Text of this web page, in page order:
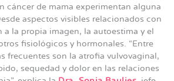
cáncer de mama experimentan alguna
aspectos visibles relacionados con
a la propia imagen, la autoestima y el
fisiológicos y hormonales. “Entre
frecuentes son la atrofia vulvovaginal,
sequedad y dolor en las relaciones